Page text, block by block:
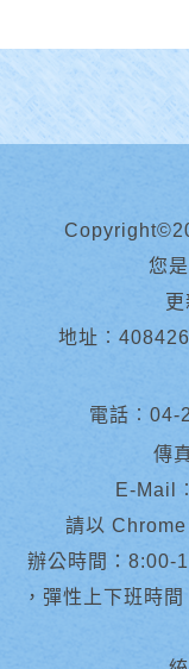
您
地址
電話︰ 04-
傳
E-Mail︰
請以
辦公時間：8:00-
，彈性上下班時